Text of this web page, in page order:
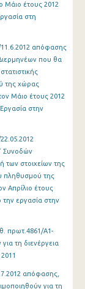
Μάιο έτους 2012
στη
απόφασης
που θα
της χώρας
Μάιο έτους 2012
στην
Συνοδών
των στοιχείων της
πληθυσμού της
Απρίλιο έτους
την εργασία στην
πρωτ.4861/Α1-
τη διενέργεια
απόφασης,
για τη